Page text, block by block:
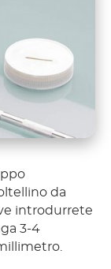
da
introdurrete
3-4